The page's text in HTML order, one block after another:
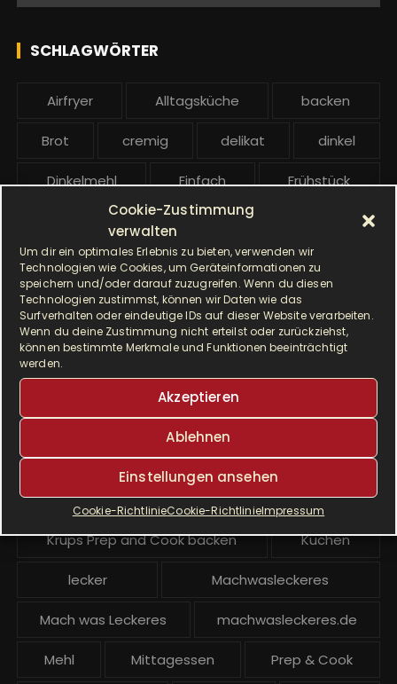
Cookie-Zustimmung
verwalten
Um dir ein optimales Erlebnis zu bieten, verwenden wir
Technologien wie Cookies, um Geräteinformationen zu
speichern und/oder darauf zuzugreifen. Wenn du diesen
Technologien zustimmst, können wir Daten wie das
Surfverhalten oder eindeutige IDs auf dieser Website verarbeiten.
Wenn du deine Zustimmung nicht erteilst oder zurückziehst,
können bestimmte Merkmale und Funktionen beeinträchtigt
werden.
Akzeptieren
Ablehnen
Einstellungen ansehen
Cookie-RichtlinieCookie-RichtlinieImpressum
c
:
e SCHLAGWÖRTER
Airfryer Alltagsküche backen
Brot cremig delikat dinkel
Dinkelmehl Einfach Frühstück
gesund
Hauptgericht Hefe Hefeteig
HP5031 HP 5031
I Prep & Cook Gourmet kochen
Krups Krups Master Perfect Gourmet
Krups Prep & Cook
Krups Prep & Cook Rezepte
Krups Prep and Cook
Krups Prep and Cook backen Kuchen
lecker Machwasleckeres
Mach was Leckeres machwasleckeres.de
Mehl Mittagessen Prep & Cook